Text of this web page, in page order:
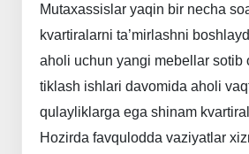
Mutaxassislar yaqin bir necha
kvartiralarni ta’mirlashni
aholi uchun yangi mebellar sotib
tiklash ishlari davomida aholi
qulayliklarga ega shinam
Hozirda favqulodda vaziyatlar